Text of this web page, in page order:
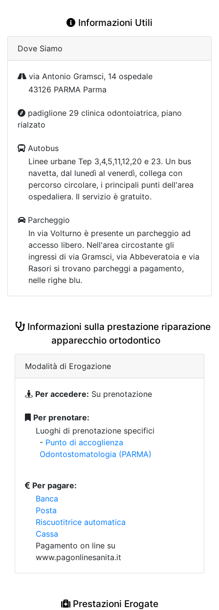
Informazioni Utili
Dove Siamo
via Antonio Gramsci, 14 ospedale
43126 PARMA Parma
padiglione 29 clinica odontoiatrica, piano
rialzato
Autobus
Linee urbane Tep 3,4,5,11,12,20 e 23. Un bus
navetta, dal lunedì al venerdì, collega con
percorso circolare, i principali punti dell'area
ospedaliera. Il servizio è gratuito.
Parcheggio
In via Volturno è presente un parcheggio ad
accesso libero. Nell'area circostante gli
ingressi di via Gramsci, via Abbeveratoia e via
Rasori si trovano parcheggi a pagamento,
nelle righe blu.
Informazioni sulla prestazione riparazione
apparecchio ortodontico
Modalità di Erogazione
Per accedere: Su prenotazione
Per prenotare:
Luoghi di prenotazione specifici
- Punto di accoglienza
Odontostomatologia (PARMA)
Per pagare:
Banca
Posta
Riscuotitrice automatica
Cassa
Pagamento on line su
www.pagonlinesanita.it
Prestazioni Erogate